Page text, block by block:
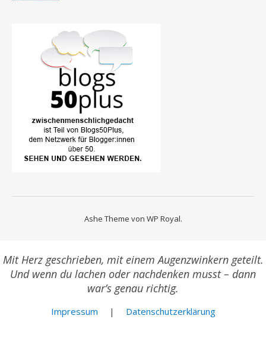
Ashe Theme von WP Royal.
Mit Herz geschrieben, mit einem Augenzwinkern geteilt.
Und wenn du lachen oder nachdenken musst – dann
war’s genau richtig.
Impressum | Datenschutzerklärung